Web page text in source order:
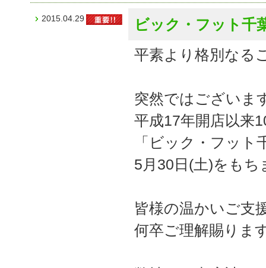
2015.04.29
ビック・フット千
平素より格別なる
突然ではございま
平成17年開店以来
「ビック・フッ
5月30日(土)をも
皆様の温かいご支
何卒ご理解賜りま